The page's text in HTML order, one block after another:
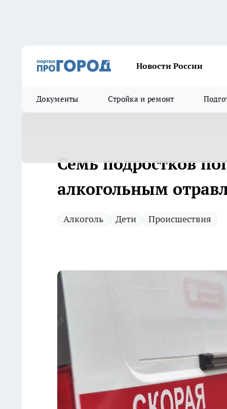
Новости России
Документы Стройка и ремонт
Семь подростков
алкогольным
Алкоголь Дети Происшествия